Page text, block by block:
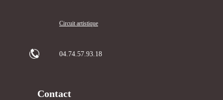
Circuit artistique
04.74.57.93.18
Contact